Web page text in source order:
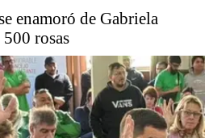
enamoró de Gabriela
rosas